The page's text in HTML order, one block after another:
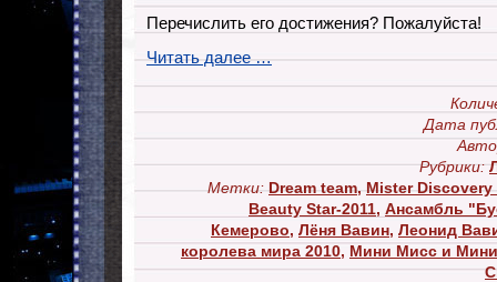
Перечислить его достижения? Пожалуйста!
Читать далее …
Дата
Рубрики:
Метки: Dream team,Mister Discovery
Beauty Star-2011, Ансамбль
Кемерово, Лёня Вавин, Леонид
королева мира 2010, Мини Мисс и Мини